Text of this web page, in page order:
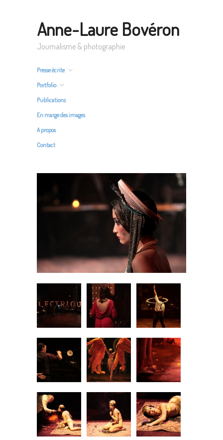
Anne-Laure Bovéron
Journalisme & photographie
Presse écrite
Portfolio
Publications
En marge des images
A propos
Contact